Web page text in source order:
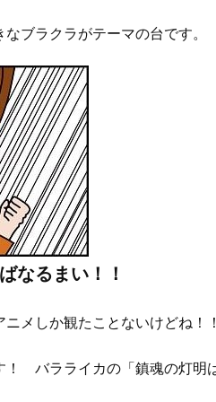
ブラクラがテーマの台です。
なるまい！！
メしか観たことないけどね！！
！ バラライカの「鎮魂の灯明